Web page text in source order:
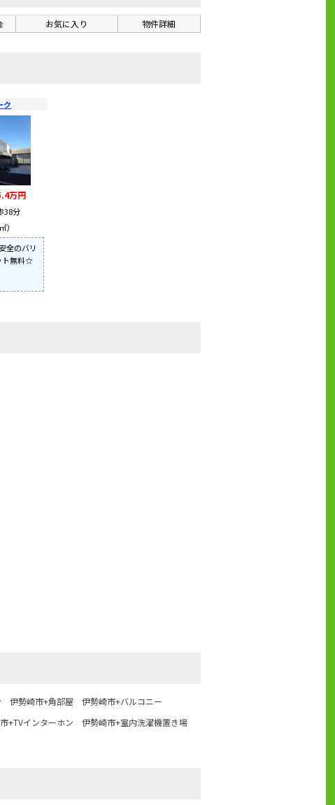
お気に入り 物件詳細
ク
万円
38分
）
全のバリ
ト無料☆
伊勢崎市+角部屋
伊勢崎市+バルコニー
+TVインターホン
伊勢崎市+室内洗濯機置き場